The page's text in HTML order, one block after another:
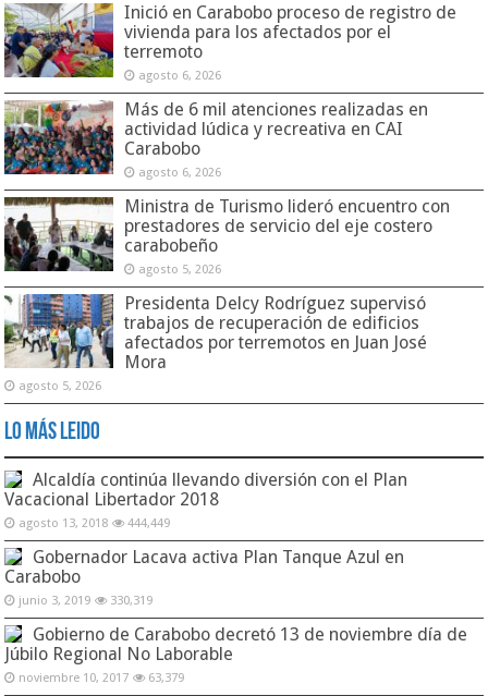
Inició en Carabobo proceso de registro de
vivienda para los afectados por el
terremoto
agosto 6, 2026
Más de 6 mil atenciones realizadas en
actividad lúdica y recreativa en CAI
Carabobo
agosto 6, 2026
Ministra de Turismo lideró encuentro con
prestadores de servicio del eje costero
carabobeño
agosto 5, 2026
Presidenta Delcy Rodríguez supervisó
trabajos de recuperación de edificios
afectados por terremotos en Juan José
Mora
agosto 5, 2026
Lo Más Leido
Alcaldía continúa llevando diversión con el Plan
Vacacional Libertador 2018
agosto 13, 2018 444,449
Gobernador Lacava activa Plan Tanque Azul en
Carabobo
junio 3, 2019 330,319
Gobierno de Carabobo decretó 13 de noviembre día de
Júbilo Regional No Laborable
noviembre 10, 2017 63,379